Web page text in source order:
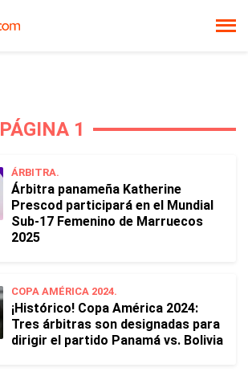
1
ÁRBITRA.
Árbitra panameña Katherine
Prescod participará en el Mundial
Sub-17 Femenino de Marruecos
2025
COPA AMÉRICA 2024.
¡Histórico! Copa América 2024:
Tres árbitras son designadas para
dirigir el partido Panamá vs. Bolivia